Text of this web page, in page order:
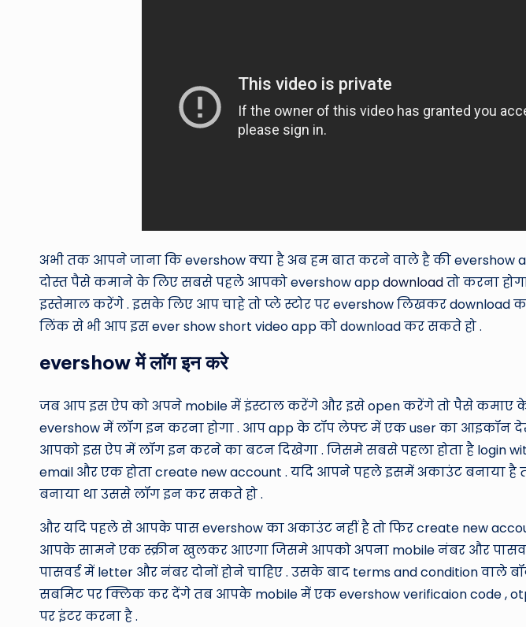
अभी तक आपने जाना कि evershow क्या है अब हम बात करने वाले है की
दोस्त पैसे कमाने के लिए सबसे पहले आपको evershow appdownloadतो करना
इस्तेमाल करेंगे . इसके लिए आप चाहे तो प्ले स्टोर पर evershow लिखकर download
लिंक से भी आप इस ever show short video app को download कर सकते हो .
evershow में लॉग इन करे
जब आप इस ऐप को अपने mobile में इंस्टाल करेंगे और इसे open करेंगे तो पैसे कमाए
evershow में लॉग इन करना होगा . आप app के टॉप लेफ्ट में एक user का आइकॉन
आपको इस ऐप में लॉग इन करने का बटन दिखेगा . जिसमे सबसे पहला होता है login
email और एक होता create new account . यदि आपने पहले इसमें अकाउंट बनाया है
बनाया था उससे लॉग इन कर सकते हो .
और यदि पहले से आपके पास evershow का अकाउंट नहीं है तो फिर create new
आपके सामने एक स्क्रीन खुलकर आएगा जिसमे आपको अपना mobile नंबर और
पासवर्ड में letter और नंबर दोनों होने चाहिए . उसके बाद terms and condition
सबमिट पर क्लिक कर देंगे तब आपके mobile में एक evershow verificaion code ,
पर इंटर करना है .